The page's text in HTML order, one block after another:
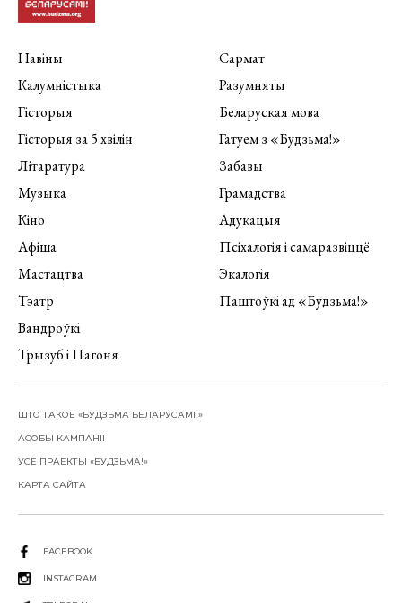
Навіны
Калумністыка
Гісторыя
Гісторыя за 5 хвілін
Літаратура
Музыка
Кіно
Афіша
Мастацтва
Тэатр
Вандроўкі
Трызуб і Пагоня
Сармат
Разумняты
Беларуская мова
Гатуем з «Будзьма!»
Забавы
Грамадства
Адукацыя
Псіхалогія і самаразвіццё
Экалогія
Паштоўкі ад «Будзьма!»
ШТО ТАКОЕ «БУДЗЬМА БЕЛАРУСАМІ!»
АСОБЫ КАМПАНІІ
УСЕ ПРАЕКТЫ «БУДЗЬМА!»
КАРТА САЙТА
FACEBOOK
INSTAGRAM